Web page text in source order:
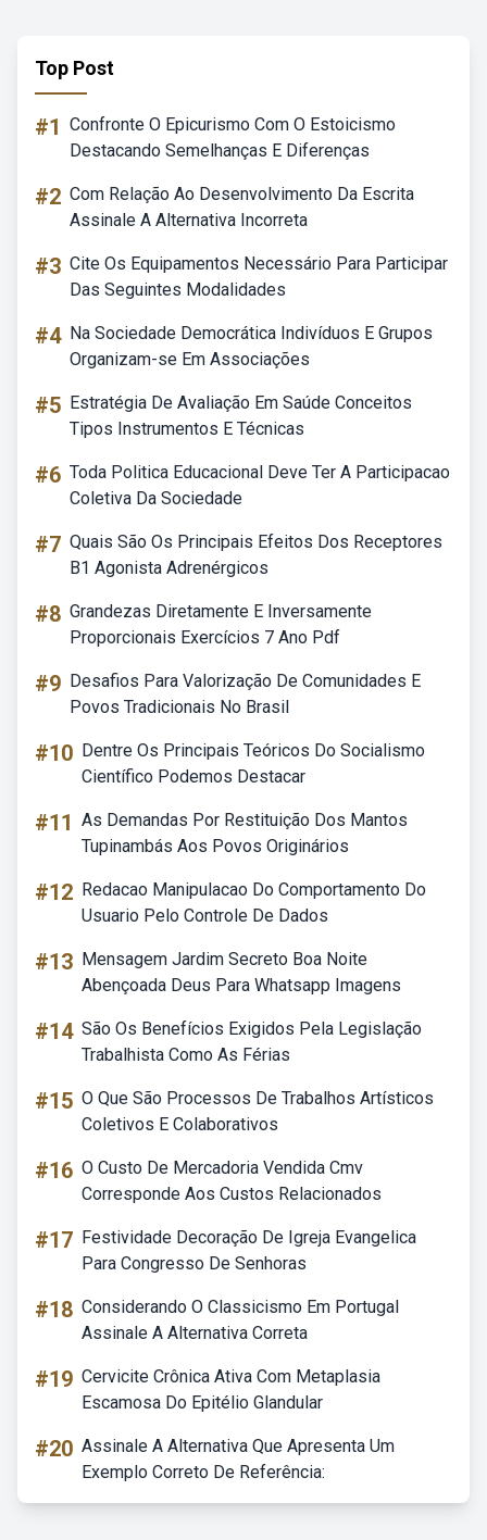
Top Post
#1 Confronte O Epicurismo Com O Estoicismo
Destacando Semelhanças E Diferenças
#2 Com Relação Ao Desenvolvimento Da Escrita
Assinale A Alternativa Incorreta
#3 Cite Os Equipamentos Necessário Para Participar
Das Seguintes Modalidades
#4 Na Sociedade Democrática Indivíduos E Grupos
Organizam-se Em Associações
#5 Estratégia De Avaliação Em Saúde Conceitos
Tipos Instrumentos E Técnicas
#6 Toda Politica Educacional Deve Ter A Participacao
Coletiva Da Sociedade
#7 Quais São Os Principais Efeitos Dos Receptores
B1 Agonista Adrenérgicos
#8 Grandezas Diretamente E Inversamente
Proporcionais Exercícios 7 Ano Pdf
#9 Desafios Para Valorização De Comunidades E
Povos Tradicionais No Brasil
#10 Dentre Os Principais Teóricos Do Socialismo
Científico Podemos Destacar
#11 As Demandas Por Restituição Dos Mantos
Tupinambás Aos Povos Originários
#12 Redacao Manipulacao Do Comportamento Do
Usuario Pelo Controle De Dados
#13 Mensagem Jardim Secreto Boa Noite
Abençoada Deus Para Whatsapp Imagens
#14 São Os Benefícios Exigidos Pela Legislação
Trabalhista Como As Férias
#15 O Que São Processos De Trabalhos Artísticos
Coletivos E Colaborativos
#16 O Custo De Mercadoria Vendida Cmv
Corresponde Aos Custos Relacionados
#17 Festividade Decoração De Igreja Evangelica
Para Congresso De Senhoras
#18 Considerando O Classicismo Em Portugal
Assinale A Alternativa Correta
#19 Cervicite Crônica Ativa Com Metaplasia
Escamosa Do Epitélio Glandular
#20 Assinale A Alternativa Que Apresenta Um
Exemplo Correto De Referência: